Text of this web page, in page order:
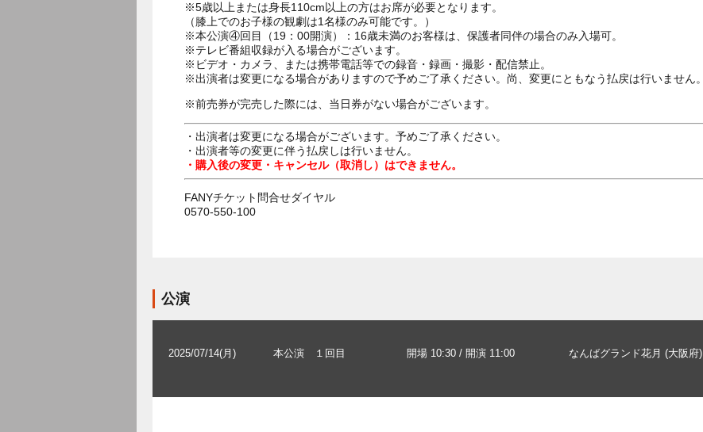
※5歳以上または身長110cm以上の方はお席が必要となります。
（膝上でのお子様の観劇は1名様のみ可能です。）
※本公演④回目（19：00開演）：16歳未満のお客様は、保護者同伴の場合のみ入場可。
※テレビ番組収録が入る場合がございます。
※ビデオ・カメラ、または携帯電話等での録音・録画・撮影・配信禁止。
※出演者は変更になる場合がありますので予めご了承ください。尚、変更にともなう払戻は行いません。
※前売券が完売した際には、当日券がない場合がございます。
・出演者は変更になる場合がございます。予めご了承ください。
・出演者等の変更に伴う払戻しは行いません。
・購入後の変更・キャンセル（取消し）はできません。
FANYチケット問合せダイヤル
0570-550-100
公演
2025/07/14(月) 本公演 １回目 開場 10:30 / 開演 11:00 なんばグランド花月 (大阪府)